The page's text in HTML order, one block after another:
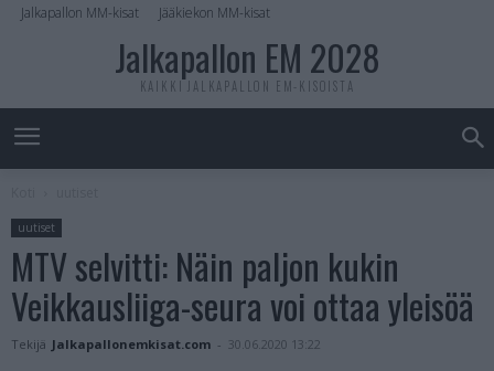
Jalkapallon MM-kisat Jääkiekon MM-kisat
Jalkapallon EM 2028
KAIKKI JALKAPALLON EM-KISOISTA
uutiset
MTV selvitti: Näin paljon kukin
Veikkausliiga-seura voi ottaa yleisöä
Tekijä Jalkapallonemkisat.com - 30.06.2020 13:22